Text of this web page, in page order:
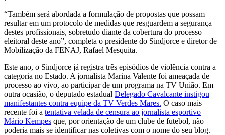
“Também será abordada a formulação de propostas que possam
resultar em um protocolo de medidas que resguardem a segurança
destes profissionais, sobretudo diante da cobertura do processo
eleitoral deste ano”, completa o presidente do Sindjorce e diretor de
Mobilização da FENAJ, Rafael Mesquita.
Este ano, o Sindjorce já registra três episódios de violência contra a
categoria no Estado. A jornalista Marina Valente foi ameaçada de
processo ao vivo, ao participar de um programa na TV União. Em
outra ocasião, o deputado estadual Delegado Cavalcante instigou
manifestantes contra equipe da TV Verdes Mares. O caso mais
recente foi a tentativa velada de censura ao jornalista esportivo
Mário Kempes que, por orientação de um clube de futebol, não
poderia mais se identificar nas coletivas com o nome do seu blog.